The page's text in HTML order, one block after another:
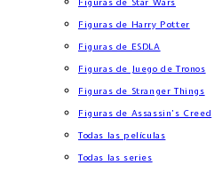
Figuras de Harry Potter
Figuras de ESDLA
Figuras de Juego de Tronos
Figuras de Stranger Things
Figuras de Assassin’s Creed
Todas las películas
Todas las series